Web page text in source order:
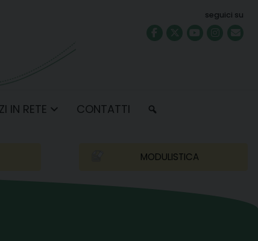
seguici su
IN RETE CONTATTI
MODULISTICA